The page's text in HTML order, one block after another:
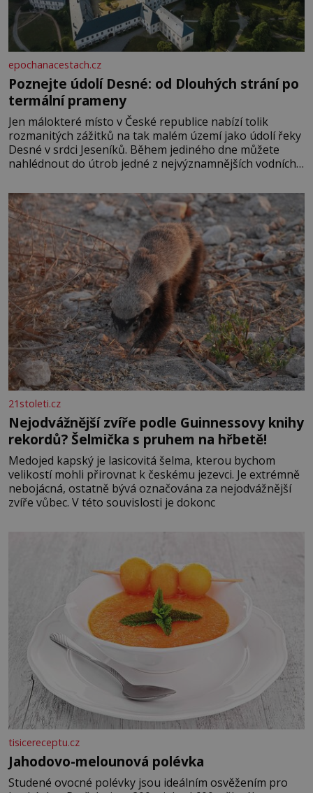
epochanacestach.cz
Poznejte údolí Desné: od Dlouhých strání po
termální prameny
Jen málokteré místo v České republice nabízí tolik
rozmanitých zážitků na tak malém území jako údolí řeky
Desné v srdci Jeseníků. Během jediného dne můžete
nahlédnout do útrob jedné z nejvýznamnějších vodních
se na koloběžce a den zakončit poznáváním památek ve
Velkých Losinách nebo v termálním
21stoleti.cz
Nejodvážnější zvíře podle Guinnessovy knihy
rekordů? Šelmička s pruhem na hřbetě!
Medojed kapský je lasicovitá šelma, kterou bychom
velikostí mohli přirovnat k českému jezevci. Je extrémně
nebojácná, ostatně bývá označována za nejodvážnější
zvíře vůbec. V této souvislosti je dokonc
tisicereceptu.cz
Jahodovo-melounová polévka
Studené ovocné polévky jsou ideálním osvěžením pro